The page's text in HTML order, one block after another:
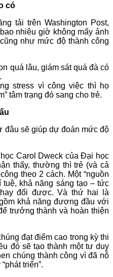
có
tải trên Washington Post,
nhiêu giờ không mấy ảnh
như mức độ thành công
quá lâu, giám sát quá đà có
stress vì công việc thì họ
tâm trạng đó sang cho trẻ.
đâu sẽ giúp dự đoán mức độ
Carol Dweck của Đại học
thấy, thường thì trẻ (và cả
theo 2 cách. Một “nguồn
tuệ, khả năng sáng tạo – tức
đổi được. Và thứ hai là
khả năng đương đầu với
trưởng thành và hoàn thiện
đạt điểm cao trong kỳ thi
đó sẽ tạo thành một tư duy
chúng thành công vì đã nỗ
triển”.